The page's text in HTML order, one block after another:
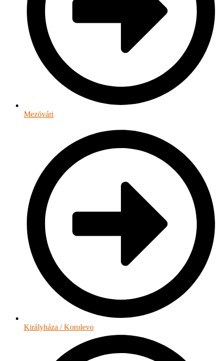
Mezövári
Királyháza / Korolevo